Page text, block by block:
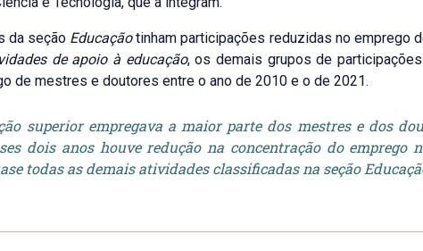
da seção Educaçãotinham participações reduzidas no emprego
de apoio à educação, os demais grupos de
de mestres e doutores entre o ano de 2010 e o de 2021.
superior empregava a maior parte dos mestres e dos
dois anos houve redução na concentração do emprego
todas as demais atividades classificadas na seção